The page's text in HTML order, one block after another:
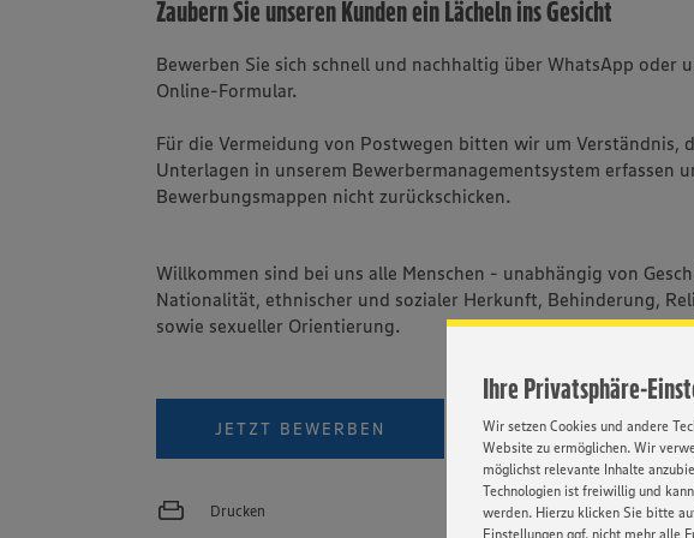
Ihre Privatsphäre-
Wir setzen Cookies und andere
Website zu ermöglichen. Wir
möglichst relevante Inhalte
Technologien ist freiwillig und
werden. Hierzu klicken Sie bitte
Einstellungen ggf. nicht mehr alle
Zaubern Sie unseren Kunden ein Lächeln ins Gesicht
Bewerben Sie sich schnell und nachhaltig über WhatsApp oder
Online-Formular.
Für die Vermeidung von Postwegen bitten wir um Verständnis,
Unterlagen in unserem Bewerbermanagementsystem erfassen
Bewerbungsmappen nicht zurückschicken.
Willkommen sind bei uns alle Menschen - unabhängig von
Nationalität, ethnischer und sozialer Herkunft, Behinderung,
sowie sexueller Orientierung.
JETZT BEWERBEN PER WHATSAPP
Drucken